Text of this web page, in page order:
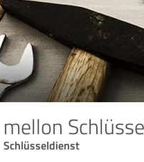
mellon
Schlüsseldienst